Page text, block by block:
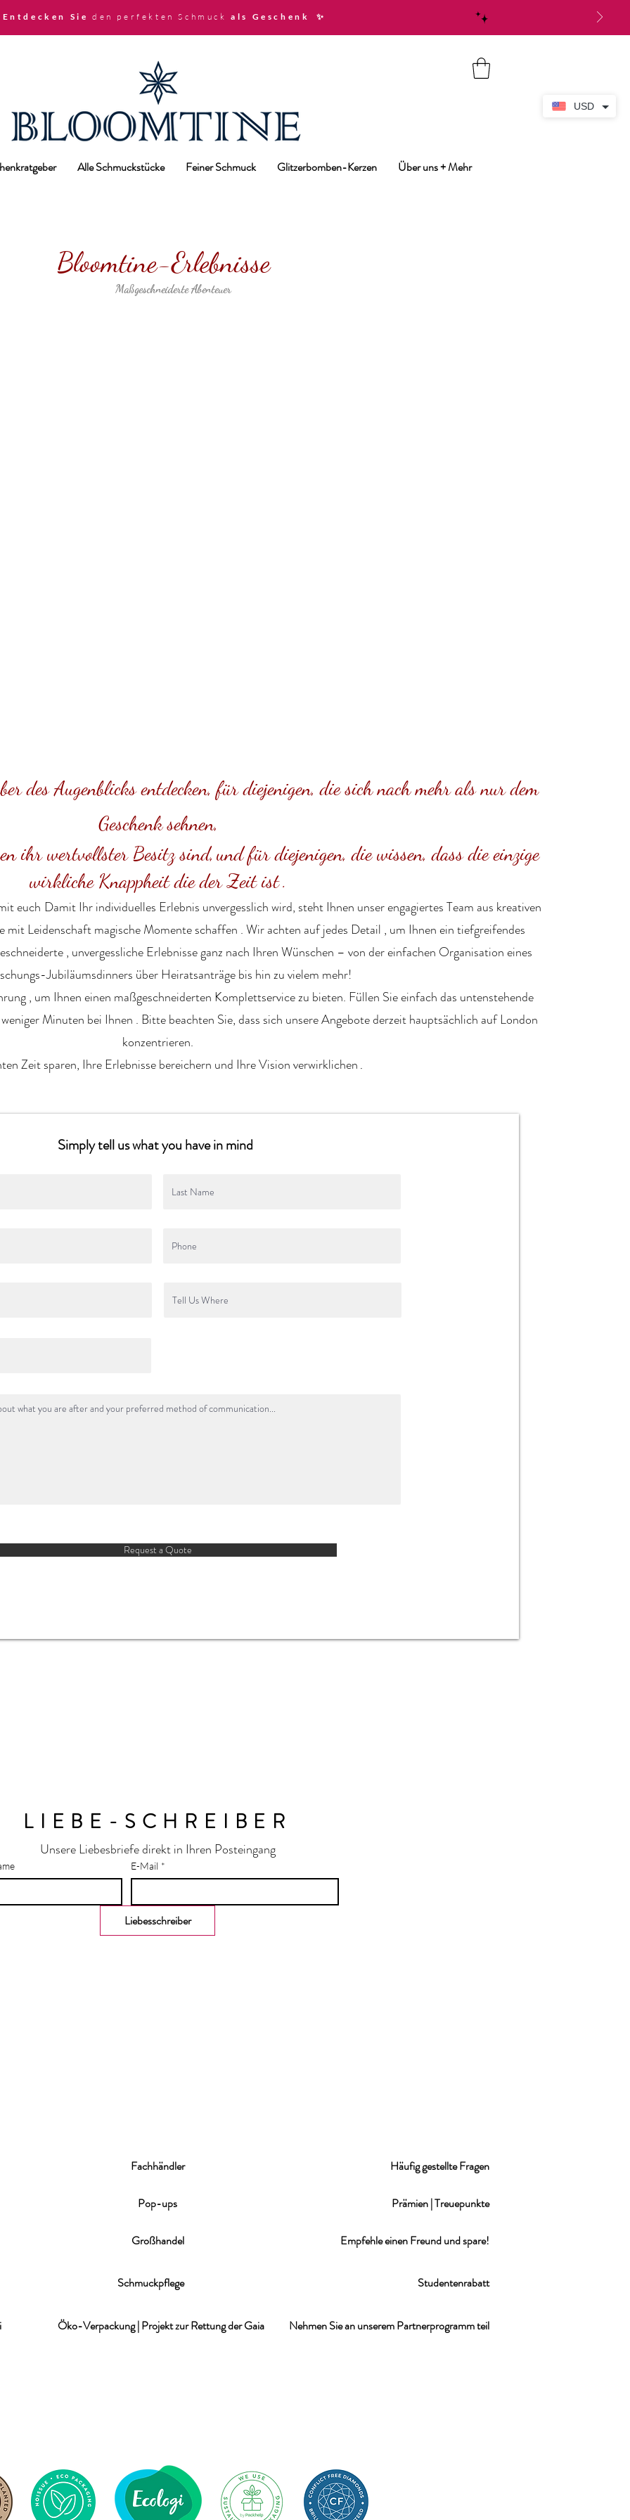
Entdecken Sie den perfekten Schmuckals Geschenk ✨
Alle Schmuckstücke Feiner Schmuck Glitzerbomben-Kerzen Über uns + Mehr
Bloomtine-Erlebnisse
Maßgeschneiderte Abenteuer
des Augenblicks entdecken, für diejenigen, die sich nach mehr als nur dem
Geschenk sehnen,
ihr wertvollster Besitz sind,und für diejenigen, die wissen, dass die einzige
wirkliche Knappheit die der Zeit ist.
euch Damit Ihr individuelles Erlebnis unvergesslich wird, steht Ihnen unserengagiertes Teamaus kreativen
mit Leidenschaftmagische Momente schaffen . Wirachtenauf jedes Detail , um Ihnenein tiefgreifendes
, unvergesslicheErlebnisseganz nach IhrenWünschen – von dereinfachen Organisation eines
Jubiläumsdinners über Heiratsanträgebis hin zuvielem mehr!
, um Ihnen einen maßgeschneiderten Komplettservicezu bieten. Füllen Sie einfach das untenstehende
weniger Minuten bei Ihnen . Bitte beachten Sie, dass sich unsereAngebotederzeithauptsächlichaufLondon
konzentrieren.
Zeit sparen, Ihre Erlebnisse bereichern und IhreVision verwirklichen .
Simplytell us what you have in mind
Request a Quote
Unsere Liebesbriefe direkt in Ihren Posteingang
E-Mail *
Liebesschreiber
LIEBE-SCHREIBER
Fachhändler
Pop-ups
Großhandel
Schmuckpflege
Öko-Verpackung | Projekt zur Rettung der Gaia
Häufig gestellte Fragen
Prämien | Treuepunkte
Empfehle einen Freund und spare!
Studentenrabatt
Nehmen Sie an unserem Partnerprogramm teil
USD